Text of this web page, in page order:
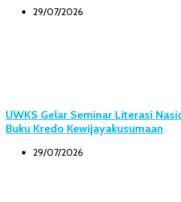
29/07/2026
UWKS Gelar Seminar Literasi
Buku Kredo Kewijayakusumaan
29/07/2026